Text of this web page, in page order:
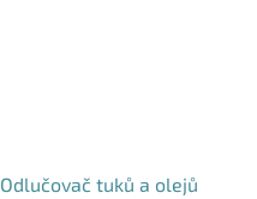
Odlučovač tuků a olejů